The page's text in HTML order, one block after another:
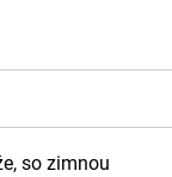
so zimnou